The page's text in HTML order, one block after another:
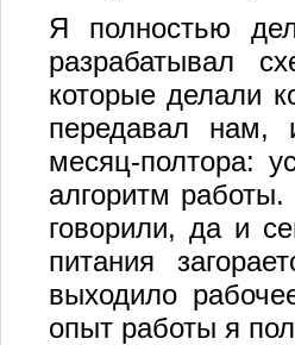
Я полностью
разрабатывал
которые делали
передавал нам,
месяц-полтора:
алгоритм
говорили, да и
питания
выходило
опыт работы я